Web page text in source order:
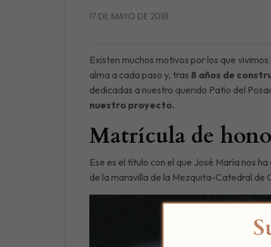
17 DE MAYO DE 2018
Existen muchos motivos por los que
alma a cada paso y, tras 8 años de
dedicadas a nuestro querido Patio del
nuestro proyecto.
Matrícula de
Ese es el título con el que José María nos
de la maravilla de la Mezquita-Catedral de